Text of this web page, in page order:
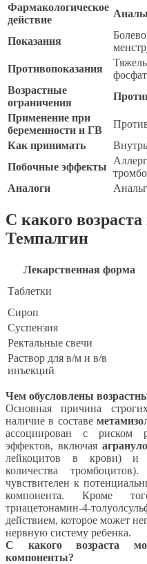
Фармакологическое
действие
Показания
Противопоказания
Возрастные
ограничения
Применение при
беременности и ГВ
Как принимать
Побочные эффекты
Аналоги
С какого
Темпалгин
Лекарственная форма
Таблетки
Сироп
Суспензия
Ректальные свечи
Раствор для в/м и в/в
инъекций
Чем обусловлены
Основная причина
наличие в составе
ассоциирован с риском
эффектов, включая
лейкоцитов в крови)
количества
чувствителен к
компонента. Кроме
триацетонамин-4-
действием, которое может
нервную систему ребенка.
С какого возраста
компоненты?